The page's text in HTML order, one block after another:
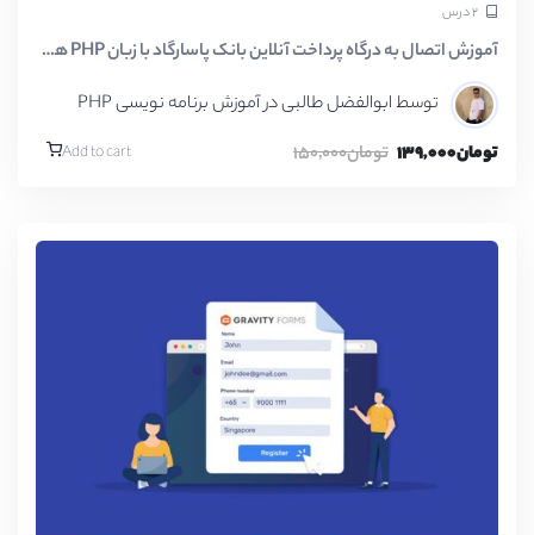
2 درس
آموزش اتصال به درگاه پرداخت آنلاین بانک پاسارگاد با زبان PHP همراه با…
توسطابوالفضل طالبیدرآموزش برنامه نویسی PHP
تومان139,000
تومان150,000 Add to cart